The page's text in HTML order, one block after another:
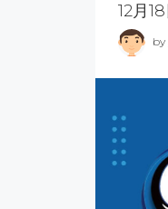
12月
by